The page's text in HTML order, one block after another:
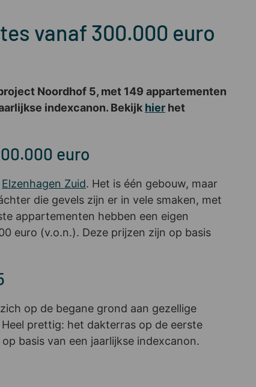
vanaf 300.000 euro
Noordhof 5, met 149 appartementen
indexcanon. Bekijk hier het
euro
Elzenhagen Zuid. Het is één gebouw, maar
die gevels zijn er in vele smaken, met
appartementen hebben een eigen
euro (v.o.n.). Deze prijzen zijn op basis
op de begane grond aan gezellige
prettig: het dakterras op de eerste
basis van een jaarlijkse indexcanon.